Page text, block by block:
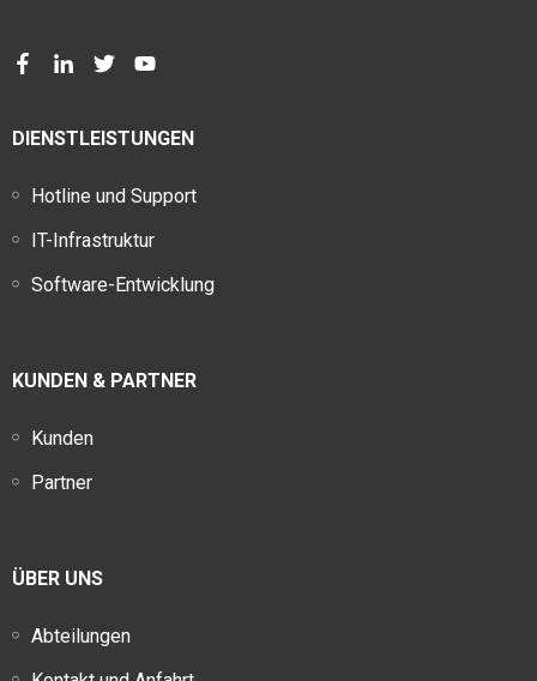
DIENSTLEISTUNGEN
Hotline und Support
IT-Infrastruktur
Software-Entwicklung
KUNDEN & PARTNER
Kunden
Partner
ÜBER UNS
Abteilungen